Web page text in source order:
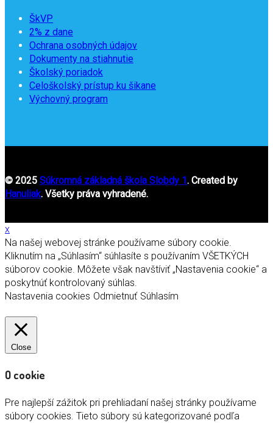
ŠkVP
2% z dane
Ochrana osobných údajov
Dokumenty na stiahnutie
Školský poriadok
Celoškolský prístup ku šikane
Výchovný program
© 2025 Súkromná základná škola Slobdy 1 . Created by
Hanuliak. Všetky práva vyhradené.
x
Na našej webovej stránke používame súbory cookie.
Kliknutím na „Súhlasím“ súhlasíte s používaním VŠETKÝCH
súborov cookie. Môžete však navštíviť „Nastavenia cookie“ a
poskytnúť kontrolovaný súhlas.
Nastavenia cookies Odmietnuť Súhlasím
Close
O cookie
Pre najlepší zážitok pri prehliadaní našej stránky používame
súbory cookies. Tieto súbory sú kategorizované podľa